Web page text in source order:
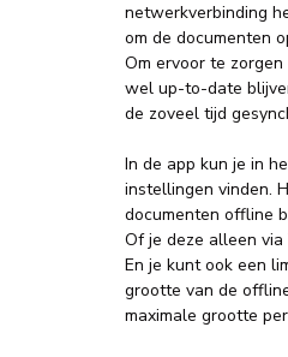
netwerkverbinding
om de documenten
Om ervoor te
wel up-to-date
de zoveel tijd
In de app kun je in
instellingen vinden.
documenten offline
Of je deze alleen
En je kunt ook een
grootte van de
maximale grootte